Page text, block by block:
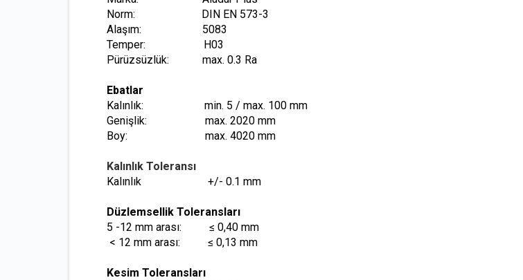
Norm: DIN EN 573-3
Alaşım: 5083
Temper: H03
Pürüzsüzlük: max. 0.3 Ra
Ebatlar
Kalınlık: min. 5 / max. 100 mm
Genişlik: max. 2020 mm
Boy: max. 4020 mm
Kalınlık Toleransı
Kalınlık +/- 0.1 mm
Düzlemsellik Toleransları
5 -12 mm arası: ≤ 0,40 mm
< 12 mm arası: ≤ 0,13 mm
Kesim Toleransları